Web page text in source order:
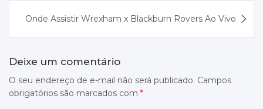
Onde Assistir Wrexham x Blackburn Rovers Ao Vivo
Deixe um comentário
O seu endereço de e-mail não será publicado. Campos
obrigatórios são marcados com *